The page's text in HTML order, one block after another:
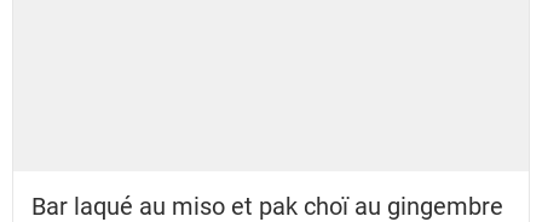
Bar laqué au miso et pak choï au gingembre